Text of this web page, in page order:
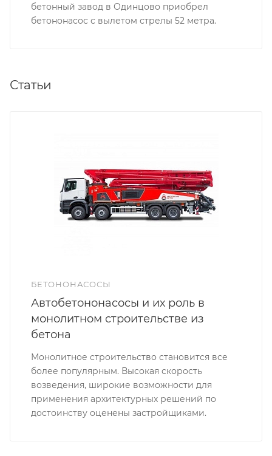
бетонный завод в Одинцово приобрел
бетононасос с вылетом стрелы 52 метра.
Статьи
БЕТОНОНАСОСЫ
Автобетононасосы и их роль в
монолитном строительстве из
бетона
Монолитное строительство становится все
более популярным. Высокая скорость
возведения, широкие возможности для
применения архитектурных решений по
достоинству оценены застройщиками.